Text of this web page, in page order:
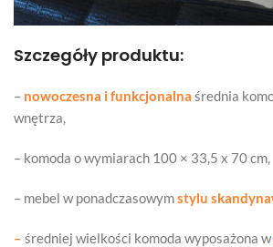
Szczegóły produktu:
– nowoczesna i funkcjonalna średnia
wnętrza,
– komoda o wymiarach 100 × 33,5 x 70 cm,
– mebel w ponadczasowymstylu
– średniej wielkości komoda wyposażona w